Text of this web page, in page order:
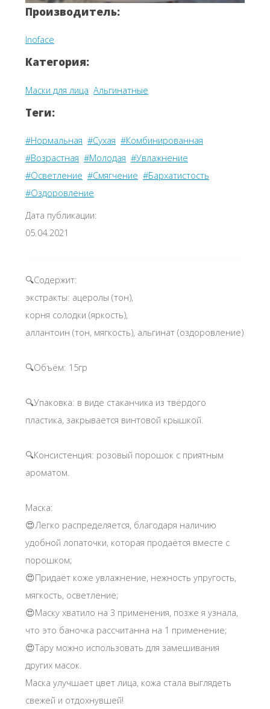
Производитель:
Inoface
Категория:
Маски для лица Альгинатные
Теги:
#Нормальная #Сухая #Комбинированная
#Возрастная #Молодая #Увлажнение
#Осветление #Смягчение #Бархатистость
#Оздоровление
Дата публикации:
05.04.2021
🔍Содержит:
экстракты: ацеролы (тон),
корня солодки (яркость),
аллантоин (тон, мягкость), альгинат (оздоровление)
🔍Объём: 15гр
🔍Упаковка: в виде стаканчика из твёрдого
пластика, закрывается винтовой крышкой.
🔍Консистенция: розовый порошок с приятным
ароматом.
Маска:
😍Легко распределяется, благодаря наличию
удобной лопаточки, которая продаётся вместе с
порошком;
😍Придаёт коже увлажнение, нежность упругость,
мягкость, осветление;
😍Маску хватило на 3 применения, позже я узнала,
что это баночка рассчитанна на 1 применение;
😍Тару можно использовать для замешивания
других масок.
Маска улучшает цвет лица, кожа стала выглядеть
свежей и отдохнувшей!